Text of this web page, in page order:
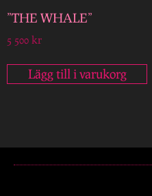
”THE WHALE”
5 500 kr
Lägg till i varukorg